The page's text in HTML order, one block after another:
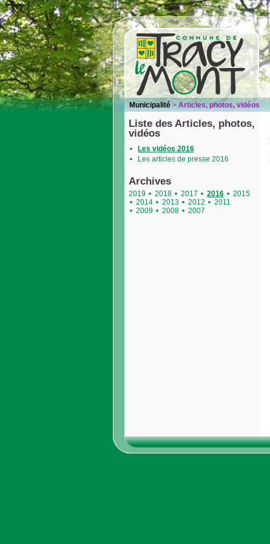
Municipalité > Articles, photos, vidéos
Liste des Articles, photos,
vidéos
Les vidéos 2016
Les articles de presse 2016
Archives
2019 2018 2017 2016
2015
2014
2013 2012
2011
2009
2008 2007